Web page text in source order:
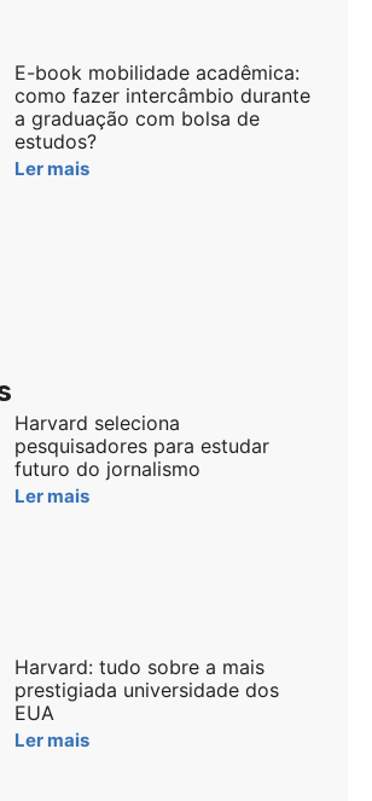
E-book mobilidade acadêmica:
como fazer intercâmbio durante
a graduação com bolsa de
estudos?
Ler mais
Harvard seleciona
pesquisadores para estudar
futuro do jornalismo
Ler mais
Harvard: tudo sobre a mais
prestigiada universidade dos
EUA
Ler mais